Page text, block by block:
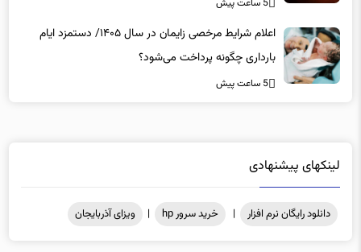
بارداری چگونه پرداخت می‌شود؟
5 ساعت پیش
دانلود رایگان نرم افزار